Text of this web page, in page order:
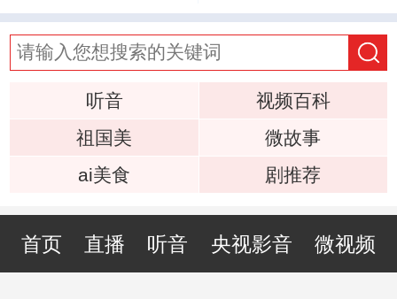
听音
视频百科
祖国美
微故事
ai美食
剧推荐
首页 直播 听音 央视影音 微视频